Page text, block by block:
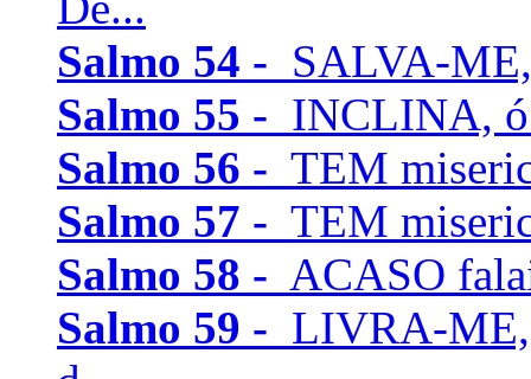
Salmo 54 - SALVA-
Salmo 55 - INCLINA, ó
Salmo 56 - TEM
Salmo 57 - TEM
Salmo 58 - ACASO
Salmo 59 - LIVRA-ME,